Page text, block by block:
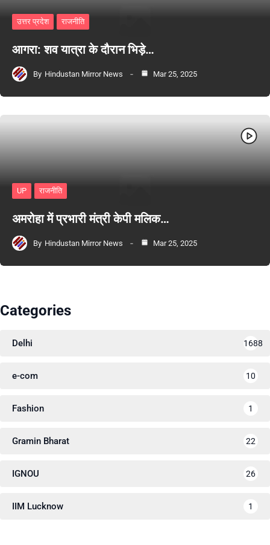
उत्तर प्रदेश राजनीति
आगरा: शव यात्रा के दौरान भिड़े…
By Hindustan Mirror News Mar 25, 2025
UP राजनीति
अमरोहा में प्रभारी मंत्री केपी मलिक…
By Hindustan Mirror News Mar 25, 2025
Categories
Delhi 1688
e-com 10
Fashion 1
Gramin Bharat 22
IGNOU 26
IIM Lucknow 1